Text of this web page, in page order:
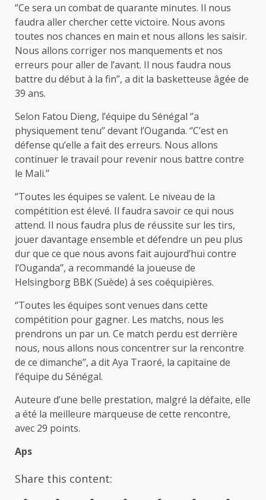
‘’Ce sera un combat de quarante minutes. Il nous
faudra aller chercher cette victoire. Nous avons
toutes nos chances en main et nous allons les saisir.
Nous allons corriger nos manquements et nos
erreurs pour aller de l’avant. Il nous faudra nous
battre du début à la fin’’, a dit la basketteuse âgée de
39 ans.
Selon Fatou Dieng, l’équipe du Sénégal ‘’a
physiquement tenu’’ devant l’Ouganda. ‘’C’est en
défense qu’elle a fait des erreurs. Nous allons
continuer le travail pour revenir nous battre contre
le Mali.’’
‘’Toutes les équipes se valent. Le niveau de la
compétition est élevé. Il faudra savoir ce qui nous
attend. Il nous faudra plus de réussite sur les tirs,
jouer davantage ensemble et défendre un peu plus
dur que ce que nous avons fait aujourd’hui contre
l’Ouganda’’, a recommandé la joueuse de
Helsingborg BBK (Suède) à ses coéquipières.
‘’Toutes les équipes sont venues dans cette
compétition pour gagner. Les matchs, nous les
prendrons un par un. Ce match perdu est derrière
nous, nous allons nous concentrer sur la rencontre
de ce dimanche’’, a dit Aya Traoré, la capitaine de
l’équipe du Sénégal.
Auteure d’une belle prestation, malgré la défaite, elle
a été la meilleure marqueuse de cette rencontre,
avec 29 points.
Aps
Share this content: